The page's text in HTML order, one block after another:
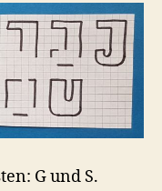
G und S.